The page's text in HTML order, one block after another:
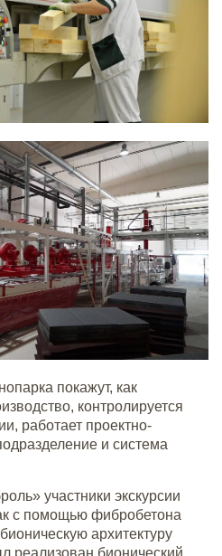
покажут, как
контролируется
работает проектно-
и система
участники экскурсии
с помощью фибробетона
архитектуру